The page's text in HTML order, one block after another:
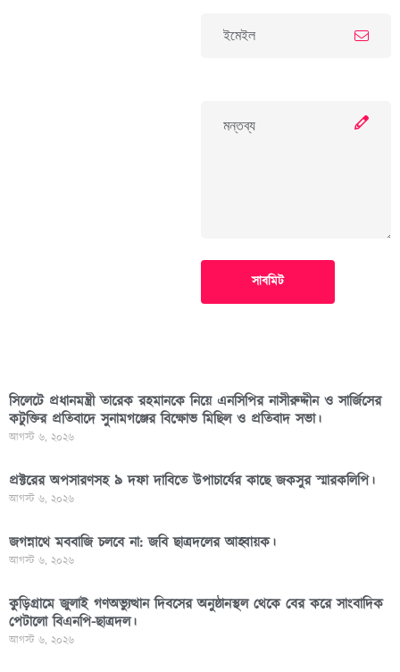
সাবমিট
সিলেটে প্রধানমন্ত্রী তারেক রহমানকে নিয়ে এনসিপির নাসীরুদ্দীন ও সার্জিসের
কটুক্তির প্রতিবাদে সুনামগঞ্জের বিক্ষোভ মিছিল ও প্রতিবাদ সভা।
আগস্ট ৬, ২০২৬
প্রক্টরের অপসারণসহ ৯ দফা দাবিতে উপাচার্যের কাছে জকসুর স্মারকলিপি।
আগস্ট ৬, ২০২৬
জগন্নাথে মববাজি চলবে না: জবি ছাত্রদলের আহ্বায়ক।
আগস্ট ৬, ২০২৬
কুড়িগ্রামে জুলাই গণঅভ্যুত্থান দিবসের অনুষ্ঠানস্থল থেকে বের করে সাংবাদিক
পেটালো বিএনপি-ছাত্রদল।
আগস্ট ৬, ২০২৬